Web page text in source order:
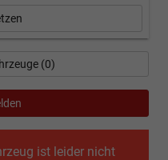
ist leider nicht
(0)